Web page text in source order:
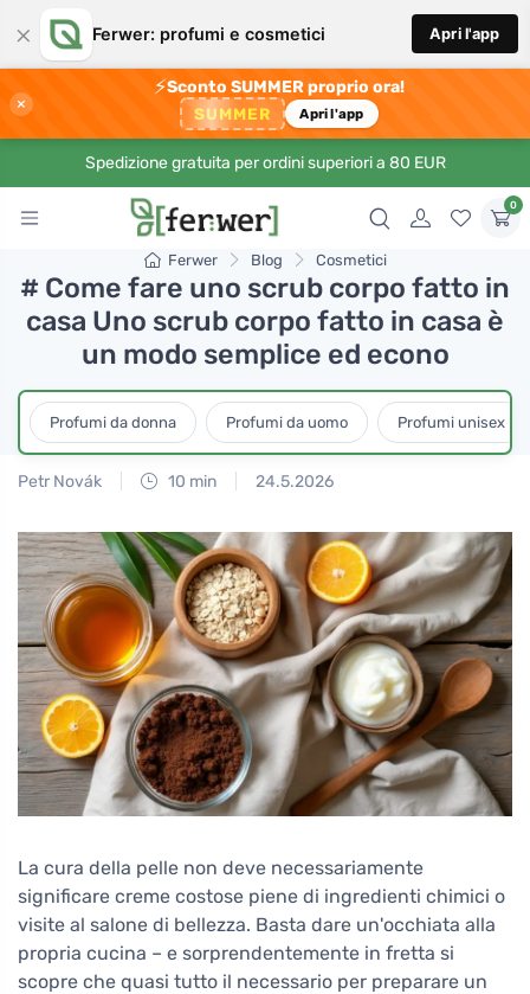
× Ferwer: profumi e cosmetici Apri l'app
×
⚡Sconto SUMMER proprio ora!
SUMMER Apri l'app
Spedizione gratuita per ordini superiori a 80 EUR
0
Ferwer Blog Cosmetici
# Come fare uno scrub corpo fatto in
casa Uno scrub corpo fatto in casa è
un modo semplice ed econo
Profumi da donna Profumi da uomo Profumi unisex
Petr Novák 10 min 24.5.2026
La cura della pelle non deve necessariamente
significare creme costose piene di ingredienti chimici o
visite al salone di bellezza. Basta dare un'occhiata alla
propria cucina – e sorprendentemente in fretta si
scopre che quasi tutto il necessario per preparare un